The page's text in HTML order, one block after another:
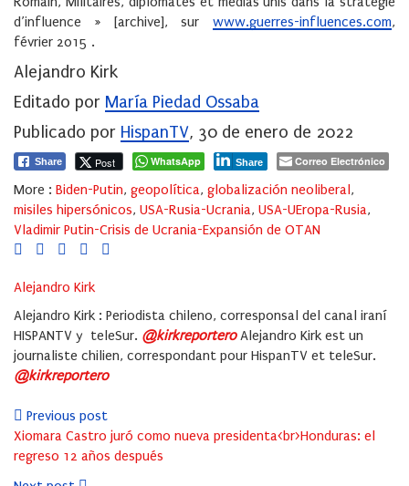
d’influence » [archive], sur www.guerres-influences.com,
février 2015 .
Alejandro Kirk
Editado por María Piedad Ossaba
Publicado por HispanTV, 30 de enero de 2022
Share Post WhatsApp Share Correo Electrónico
More : Biden-Putin, geopolítica, globalización neoliberal,
misiles hipersónicos, USA-Rusia-Ucrania, USA-UEropa-Rusia,
Vladimir Putin-Crisis de Ucrania-Expansión de OTAN
Alejandro Kirk
Alejandro Kirk : Periodista chileno, corresponsal del canal iraní
HISPANTV y teleSur. @kirkreporteroAlejandro Kirk est un
journaliste chilien, correspondant pour HispanTV et teleSur.
@kirkreportero
Previous post
Xiomara Castro juró como nueva presidenta<br>Honduras: el
regreso 12 años después